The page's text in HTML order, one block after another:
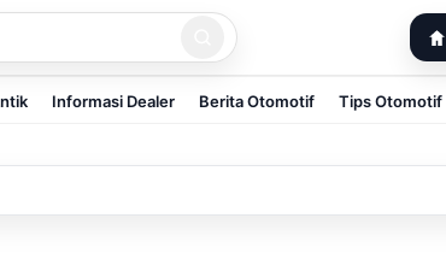
Informasi Dealer Berita Otomotif Tips Otomotif